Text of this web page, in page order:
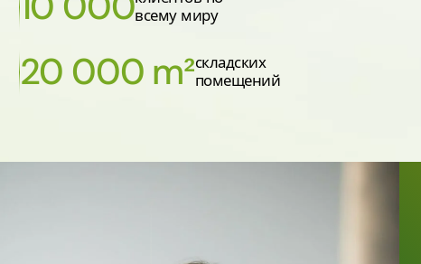
всему миру
20 000 m²складских
помещений